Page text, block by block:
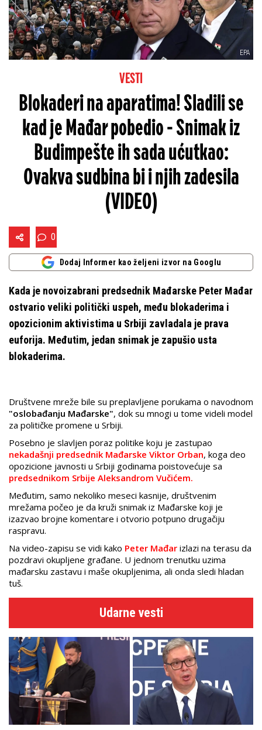
EPA
VESTI
Blokaderi na aparatima! Sladili se
kad je Mađar pobedio - Snimak iz
Budimpešte ih sada ućutkao:
Ovakva sudbina bi i njih zadesila
(VIDEO)
0
Dodaj Informer kao željeni izvor na Googlu
Kada je novoizabrani predsednik Mađarske Peter Mađar
ostvario veliki politički uspeh, među blokaderima i
opozicionim aktivistima u Srbiji zavladala je prava
euforija. Međutim, jedan snimak je zapušio usta
blokaderima.
Društvene mreže bile su preplavljene porukama o navodnom
"oslobađanju Mađarske", dok su mnogi u tome videli model
za političke promene u Srbiji.
Posebno je slavljen poraz politike koju je zastupao
nekadašnji predsednik Mađarske Viktor Orban, koga deo
opozicione javnosti u Srbiji godinama poistovećuje sa
predsednikom Srbije Aleksandrom Vučićem.
Međutim, samo nekoliko meseci kasnije, društvenim
mrežama počeo je da kruži snimak iz Mađarske koji je
izazvao brojne komentare i otvorio potpuno drugačiju
raspravu.
Na video-zapisu se vidi kako Peter Mađar izlazi na terasu da
pozdravi okupljene građane. U jednom trenutku uzima
mađarsku zastavu i maše okupljenima, ali onda sledi hladan
tuš.
Udarne vesti